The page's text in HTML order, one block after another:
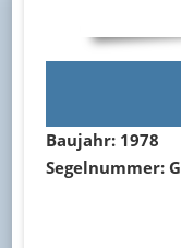
Baujahr: 1978
Segelnummer: